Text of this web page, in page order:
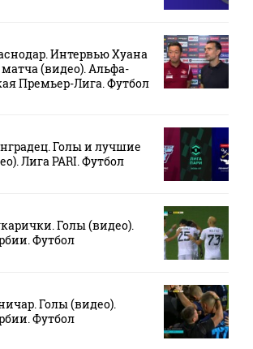
Интервью Хуана
(видео). Альфа-
Премьер-Лига. Футбол
Голы и лучшие
Лига PARI. Футбол
Голы (видео).
Футбол
Голы (видео).
Футбол